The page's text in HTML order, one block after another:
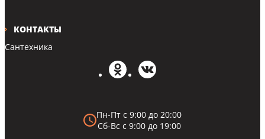
КОНТАКТЫ
Сантехника
Пн-Пт с 9:00 до 20:00
Сб-Вс с 9:00 до 19:00